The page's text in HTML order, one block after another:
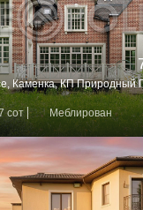
Каменка, КП Природный
сот Меблирован